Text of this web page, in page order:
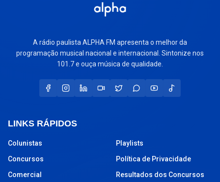
A rádio paulista ALPHA FM apresenta o melhor da
programação musical nacional e internacional. Sintonize nos
101.7 e ouça música de qualidade.
LINKS RÁPIDOS
Colunistas
Concursos
Comercial
Playlists
Política de Privacidade
Resultados dos Concursos